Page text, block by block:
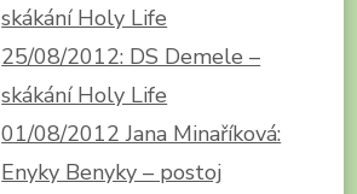
skákání Holy Life
25/08/2012: DS Demele –
skákání Holy Life
01/08/2012 Jana Minaříková:
Enyky Benyky – postoj